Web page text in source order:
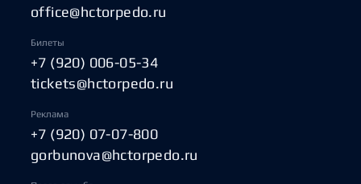
office@hctorpedo.ru
Билеты
+7 (920) 006-05-34
tickets@hctorpedo.ru
Реклама
+7 (920) 07-07-800
gorbunova@hctorpedo.ru